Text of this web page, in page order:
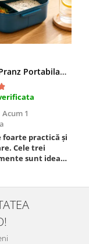
Cutie de Pranz Portabila cu Compartimente
Acum 1
foarte practică și
Cele trei
sunt ideale
fără scurgeri. O
zilnic la
foarte